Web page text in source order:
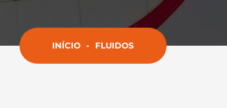
INÍCIO - FLUIDOS